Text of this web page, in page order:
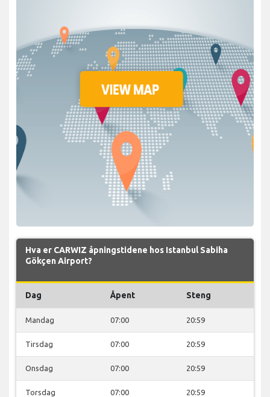
Hva er CARWIZ åpningstidene hos Istanbul Sabiha
Gökçen Airport?
Dag Åpent Steng
Mandag 07:00 20:59
Tirsdag 07:00 20:59
Onsdag 07:00 20:59
Torsdag 07:00 20:59